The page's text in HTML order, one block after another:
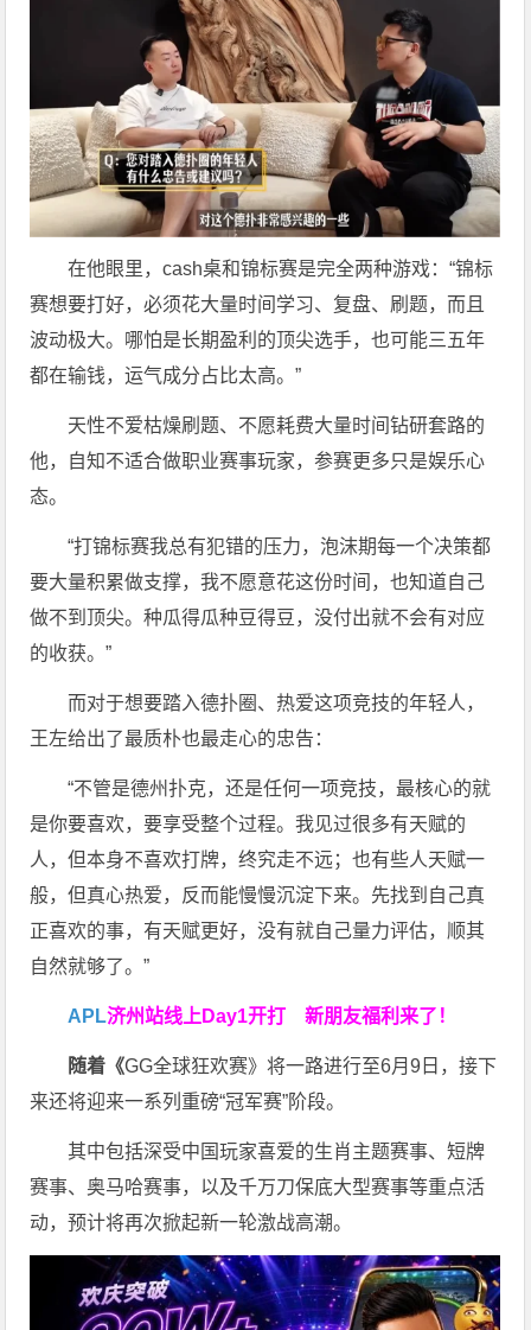
在他眼里，cash桌和锦标赛是完全两种游戏：“锦标
赛想要打好，必须花大量时间学习、复盘、刷题，而且
波动极大。哪怕是长期盈利的顶尖选手，也可能三五年
都在输钱，运气成分占比太高。”
天性不爱枯燥刷题、不愿耗费大量时间钻研套路的
他，自知不适合做职业赛事玩家，参赛更多只是娱乐心
态。
“打锦标赛我总有犯错的压力，泡沫期每一个决策都
要大量积累做支撑，我不愿意花这份时间，也知道自己
做不到顶尖。种瓜得瓜种豆得豆，没付出就不会有对应
的收获。”
而对于想要踏入德扑圈、热爱这项竞技的年轻人，
王左给出了最质朴也最走心的忠告：
“不管是德州扑克，还是任何一项竞技，最核心的就
是你要喜欢，要享受整个过程。我见过很多有天赋的
人，但本身不喜欢打牌，终究走不远；也有些人天赋一
般，但真心热爱，反而能慢慢沉淀下来。先找到自己真
正喜欢的事，有天赋更好，没有就自己量力评估，顺其
自然就够了。”
APL济州站线上Day1开打新朋友福利来了！
随着《GG全球狂欢赛》将一路进行至6月9日，接下
来还将迎来一系列重磅“冠军赛”阶段。
其中包括深受中国玩家喜爱的生肖主题赛事、短牌
赛事、奥马哈赛事，以及千万刀保底大型赛事等重点活
动，预计将再次掀起新一轮激战高潮。